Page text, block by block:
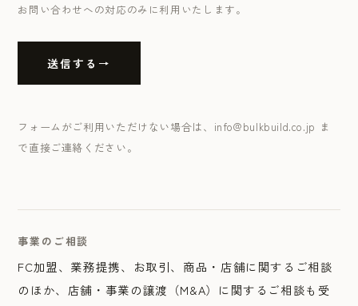
お問い合わせへの対応のみに利用いたします。
送信する
フォームがご利用いただけない場合は、info@bulkbuild.co.jp ま
で直接ご連絡ください。
事業のご相談
FC加盟、業務提携、お取引、商品・店舗に関するご相談
のほか、店舗・事業の譲渡（M&A）に関するご相談も受